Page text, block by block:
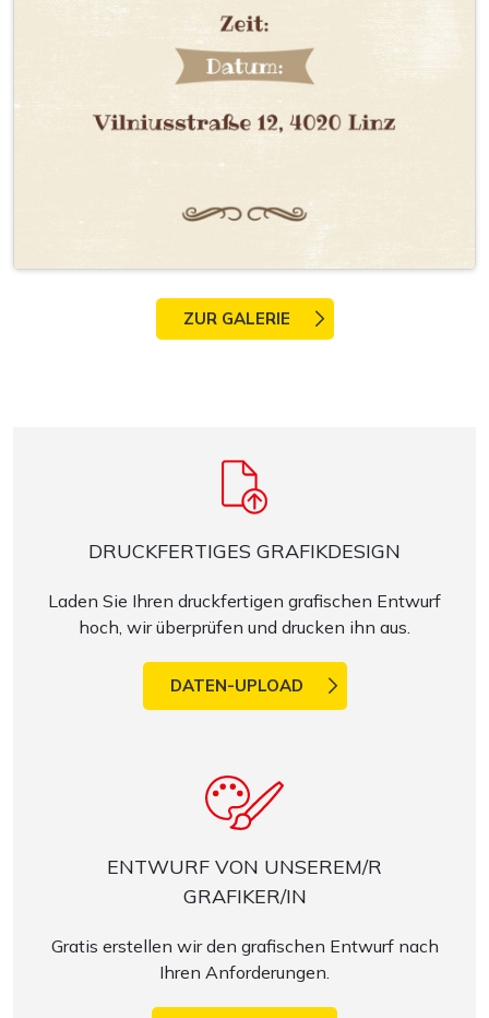
ZUR GALERIE
DRUCKFERTIGES GRAFIKDESIGN
Laden Sie Ihren druckfertigen grafischen Entwurf
hoch, wir überprüfen und drucken ihn aus.
DATEN-UPLOAD
ENTWURF VON UNSEREM/R
GRAFIKER/IN
Gratis erstellen wir den grafischen Entwurf nach
Ihren Anforderungen.